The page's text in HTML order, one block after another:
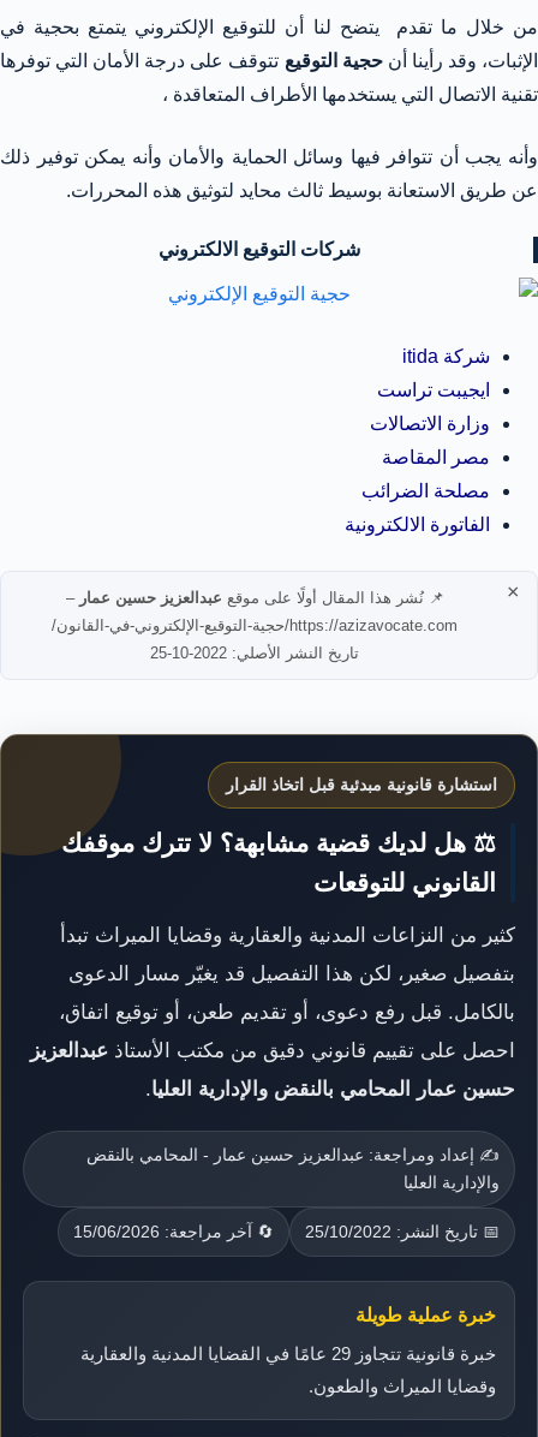
من خلال ما تقدم يتضح لنا أن للتوقيع الإلكتروني يتمتع بحجية في
الإثبات، وقد رأينا أنحجية التوقيع تتوقف على درجة الأمان التي توفرها
تقنية الاتصال التي يستخدمها الأطراف المتعاقدة ،
وأنه يجب أن تتوافر فيها وسائل الحماية والأمان وأنه يمكن توفير ذلك
عن طريق الاستعانة بوسيط ثالث محايد لتوثيق هذه المحررات.
شركات التوقيع الالكتروني
شركة itida
ايجيبت تراست
وزارة الاتصالات
مصر المقاصة
مصلحة الضرائب
الفاتورة الالكترونية
📌 نُشر هذا المقال أولًا على موقع عبدالعزيز حسين عمار –
https://azizavocate.com/حجية-التوقيع-الإلكتروني-في-القانون/
تاريخ النشر الأصلي: 2022-10-25
×
استشارة قانونية مبدئية قبل اتخاذ القرار
⚖️ هل لديك قضية مشابهة؟ لا تترك موقفك
القانوني للتوقعات
كثير من النزاعات المدنية والعقارية وقضايا الميراث تبدأ
بتفصيل صغير، لكن هذا التفصيل قد يغيّر مسار الدعوى
بالكامل. قبل رفع دعوى، أو تقديم طعن، أو توقيع اتفاق،
احصل على تقييم قانوني دقيق من مكتب الأستاذ عبدالعزيز
حسين عمار المحامي بالنقض والإدارية العليا.
✍️ إعداد ومراجعة: عبدالعزيز حسين عمار - المحامي بالنقض
والإدارية العليا
📅 تاريخ النشر: 25/10/2022 🔄 آخر مراجعة: 15/06/2026
خبرة عملية طويلة
خبرة قانونية تتجاوز 29 عامًا في القضايا المدنية والعقارية
وقضايا الميراث والطعون.